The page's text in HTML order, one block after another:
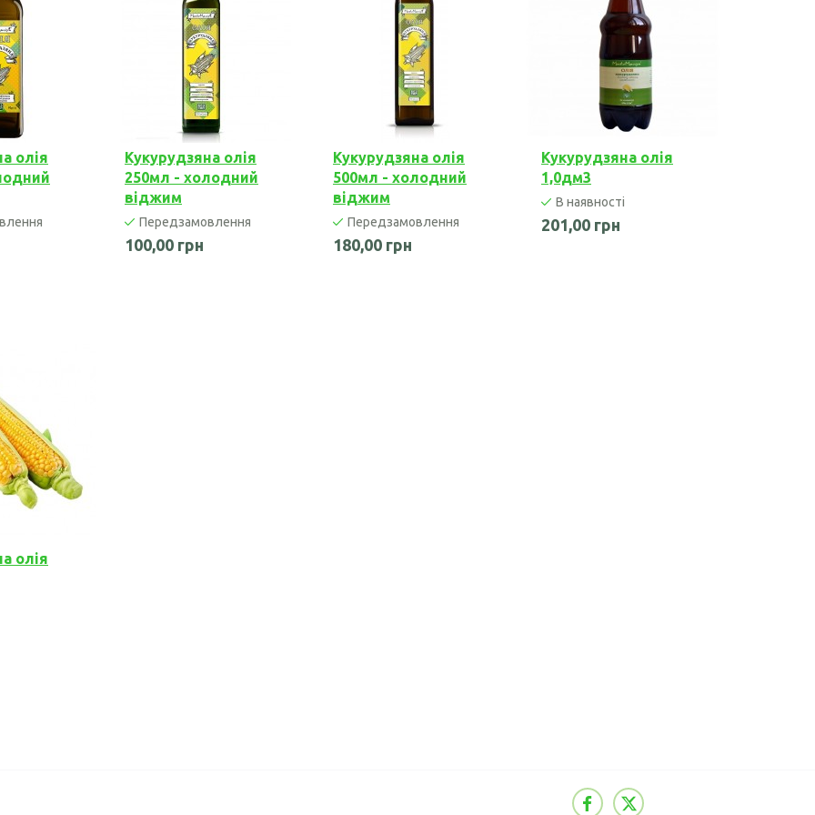
Борошно кунжутне
Борошно лляне
Борошно гарбузове
олія
Кукурудзяна олія
250мл - холодний
віджим
Передзамовлення
100,00 грн
Кукурудзяна олія
500мл - холодний
віджим
Передзамовлення
180,00 грн
Кукурудзяна олія
1,0дм3
В наявності
201,00 грн
олія